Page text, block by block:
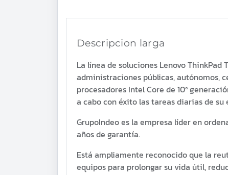
Descripcion larga
La línea de soluciones Lenovo ThinkPad
administraciones públicas, autónomos,
procesadores Intel Core de 10ª
a cabo con éxito las tareas diarias de su
GrupoIndeo es la empresa líder en
años de garantía.
Está ampliamente reconocido que la
equipos para prolongar su vida útil,